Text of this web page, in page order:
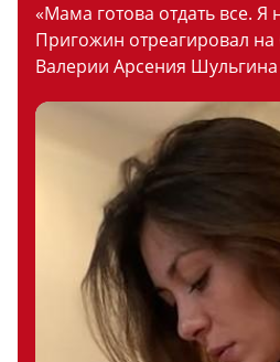
«Мама готова отдать все. Я
Пригожин отреагировал на
Валерии Арсения Шульгина